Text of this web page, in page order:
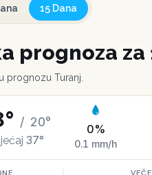
15 Dana
prognoza za
prognozu Turanj
° / 20°
37°
0%
0.1 mm/h